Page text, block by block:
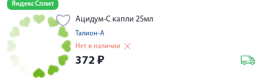
Яндекс Сплит
Ацидум-С капли 25мл
Талион-А
Нет в наличии
372 ₽